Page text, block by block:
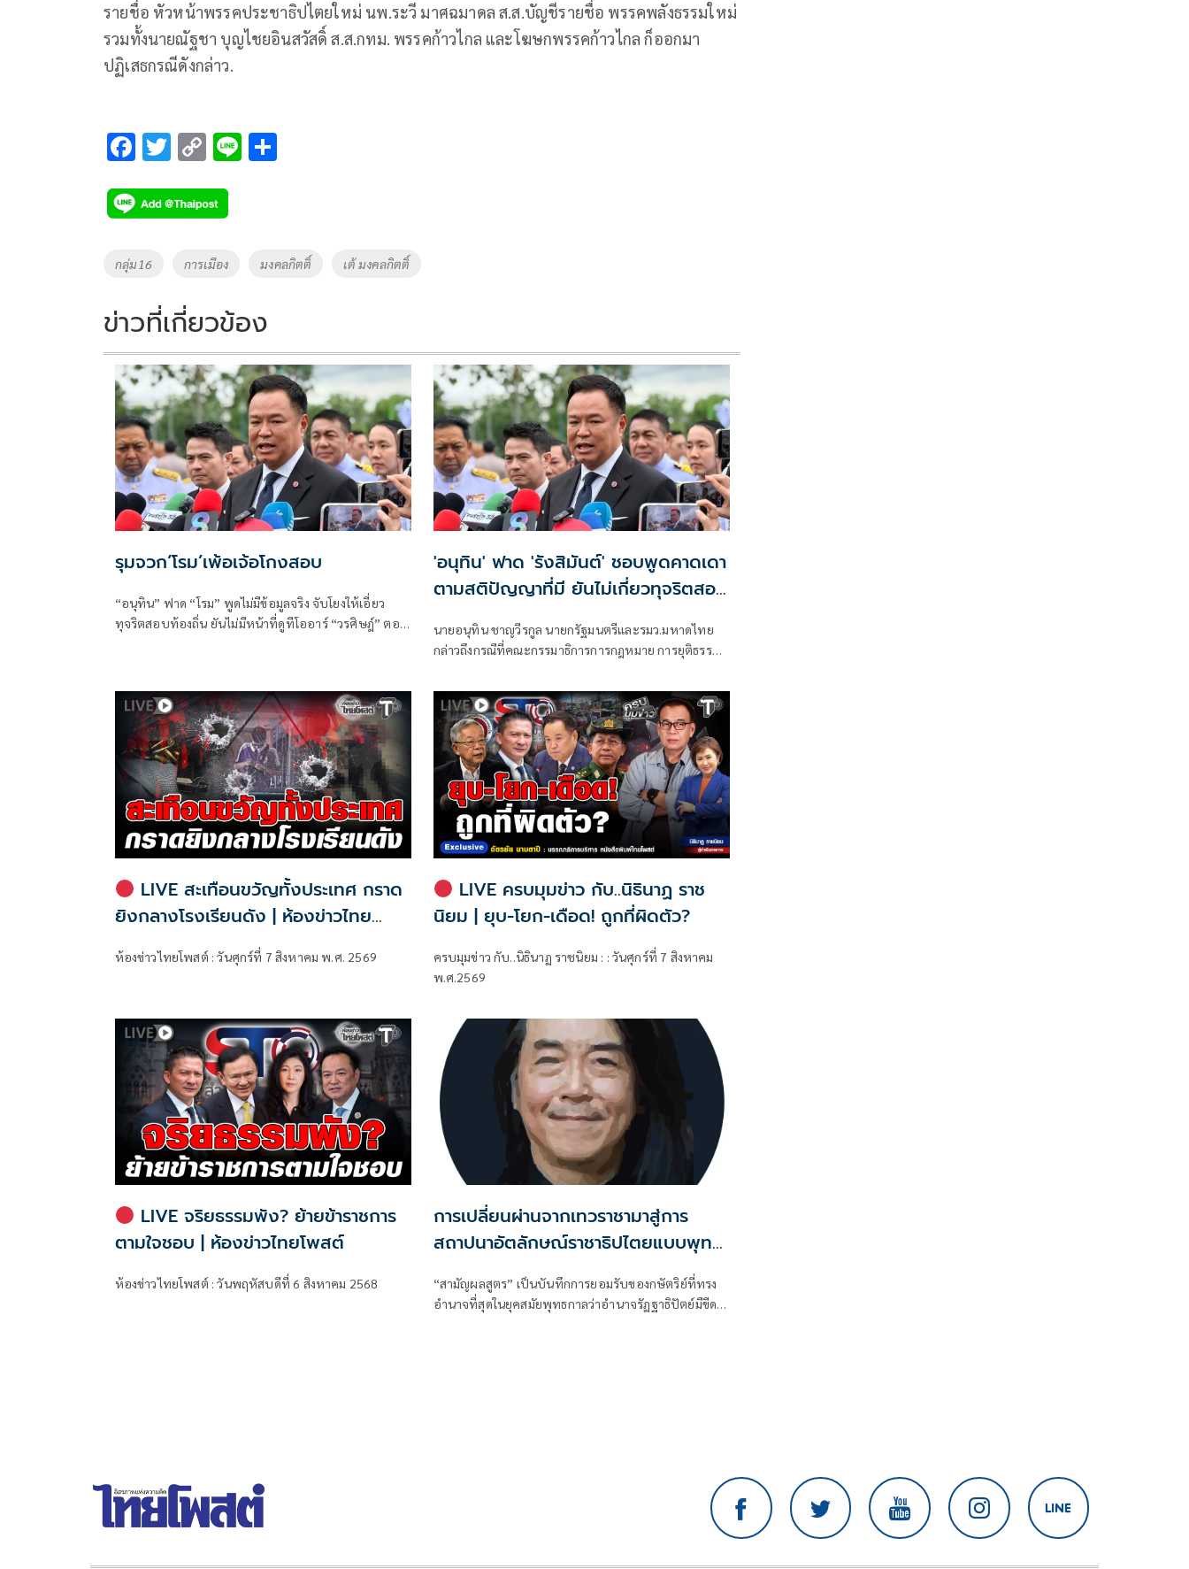
รายชื่อ หัวหน้าพรรคประชาธิปไตยใหม่ นพ.ระวี มาศฉมาดล ส.ส.บัญชีรายชื่อ พรรคพลังธรรมใหม่
รวมทั้งนายณัฐชา บุญไชยอินสวัสดิ์ ส.ส.กทม. พรรคก้าวไกล และโฆษกพรรคก้าวไกล ก็ออกมา
ปฏิเสธกรณีดังกล่าว.
F
e
b
o
k
T
tt
er
C
p
y
Li
k
Li
Tags
กลุ่ม16 การเมือง มงคลกิตติ์ เต้ มงคลกิตติ์
ข่าวที่เกี่ยวข้อง
รุมจวก‘โรม’เพ้อเจ้อโกงสอบ
“อนุทิน” ฟาด “โรม” พูดไม่มีข้อมูลจริง จับโยงให้เอี่ยว
ทุจริตสอบท้องถิ่น ยันไม่มีหน้าที่ดูทีโออาร์ “วรศิษฎ์” ตอก
'อนุทิน' ฟาด 'รังสิมันต์' ชอบพูดคาดเดา
ตามสติปัญญาที่มี ยันไม่เกี่ยวทุจริตสอบ
นายอนุทิน ชาญวีรกูล นายกรัฐมนตรีและรมว.มหาดไทย
กล่าวถึงกรณีที่คณะกรรมาธิการการกฎหมาย การยุติธรรม
เป็นประธานกรรมาธิการ มีการอ้างชื่อนายกรัฐมนตรี
เข้าไปเกี่ยวข้องกับการทุจริตสอบท้องถิ่น
LIVE สะเทือนขวัญทั้งประเทศ กราด
ยิงกลางโรงเรียนดัง | ห้องข่าวไทย
ห้องข่าวไทยโพสต์ : วันศุกร์ที่ 7 สิงหาคม พ.ศ. 2569
LIVE ครบมุมข่าว กับ..นิธินาฏ ราช
นิยม | ยุบ-โยก-เดือด! ถูกที่ผิดตัว?
ครบมุมข่าว กับ..นิธินาฏ ราชนิยม : : วันศุกร์ที่ 7 สิงหาคม
พ.ศ.2569
LIVE จริยธรรมพัง? ย้ายข้าราชการ
ตามใจชอบ | ห้องข่าวไทยโพสต์
ห้องข่าวไทยโพสต์ : วันพฤหัสบดีที่ 6 สิงหาคม 2568
การเปลี่ยนผ่านจากเทวราชามาสู่การ
สถาปนาอัตลักษณ์ราชาธิปไตยแบบพุทธ
ศาสนาในพระไตรปิฏก : สามัญผลสูตรใน
ฐานะทฤษฎีขีดจำกัดของอำนาจรัฐเหนือ
แรงงานและทรัพย์สิน
“สามัญผลสูตร” เป็นบันทึกการยอมรับของกษัตริย์ที่ทรง
อำนาจที่สุดในยุคสมัยพุทธกาลว่าอำนาจรัฏฐาธิปัตย์มีขีด